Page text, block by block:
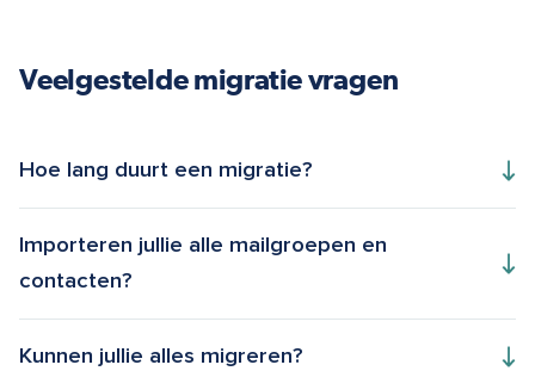
Veelgestelde migratie vragen
Hoe lang duurt een migratie?
Importeren jullie alle mailgroepen en
contacten?
Kunnen jullie alles migreren?